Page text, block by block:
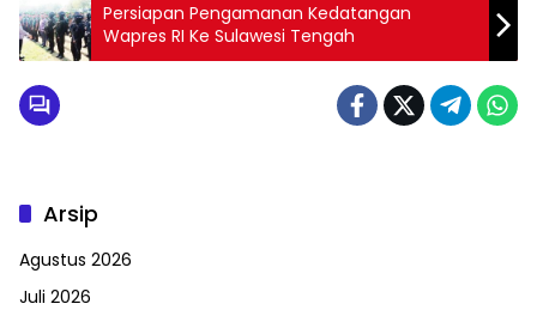
Persiapan Pengamanan Kedatangan
Wapres RI Ke Sulawesi Tengah
Arsip
Agustus 2026
Juli 2026